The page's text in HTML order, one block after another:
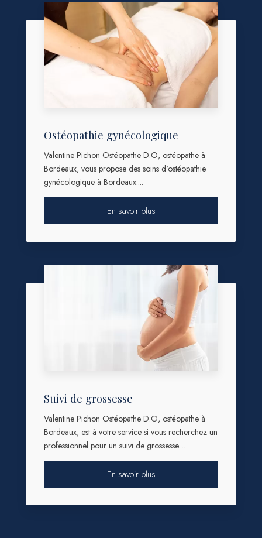
Ostéopathie gynécologique
Valentine Pichon Ostéopathe D.O, ostéopathe à
Bordeaux, vous propose des soins d'ostéopathie
gynécologique à Bordeaux....
En savoir plus
Suivi de grossesse
Valentine Pichon Ostéopathe D.O, ostéopathe à
Bordeaux, est à votre service si vous recherchez un
professionnel pour un suivi de grossesse....
En savoir plus